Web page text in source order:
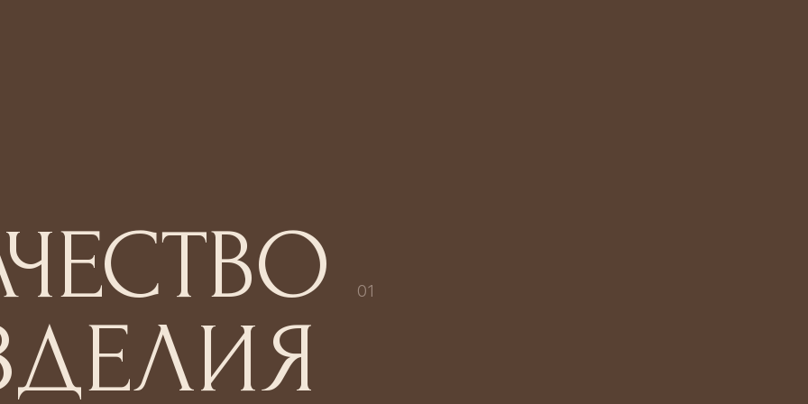
01